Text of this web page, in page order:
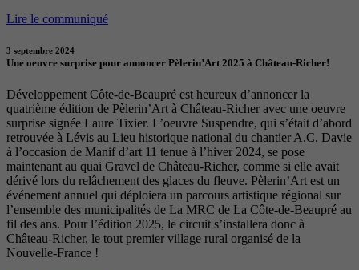
Lire le communiqué
3 septembre 2024
Une oeuvre surprise pour annoncer Pèlerin’Art 2025 à Château-Richer!
Développement Côte-de-Beaupré est heureux d’annoncer la
quatrième édition de Pèlerin’Art à Château-Richer avec une oeuvre
surprise signée Laure Tixier. L’oeuvre Suspendre, qui s’était d’abord
retrouvée à Lévis au Lieu historique national du chantier A.C. Davie
à l’occasion de Manif d’art 11 tenue à l’hiver 2024, se pose
maintenant au quai Gravel de Château-Richer, comme si elle avait
dérivé lors du relâchement des glaces du fleuve. Pèlerin’Art est un
événement annuel qui déploiera un parcours artistique régional sur
l’ensemble des municipalités de La MRC de La Côte-de-Beaupré au
fil des ans. Pour l’édition 2025, le circuit s’installera donc à
Château-Richer, le tout premier village rural organisé de la
Nouvelle-France !